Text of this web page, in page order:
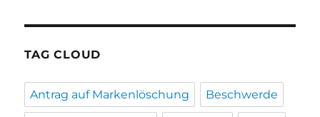
TAG CLOUD
Antrag auf Markenlöschung Beschwerde